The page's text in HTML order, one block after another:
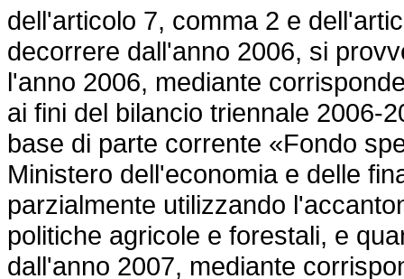
dell'articolo 7, comma 2 e
decorrere dall'anno 2006, si
l'anno 2006, mediante
ai fini del bilancio triennale 2006-
base di parte corrente «Fondo
Ministero dell'economia e delle
parzialmente utilizzando
politiche agricole e forestali, e
dall'anno 2007, mediante